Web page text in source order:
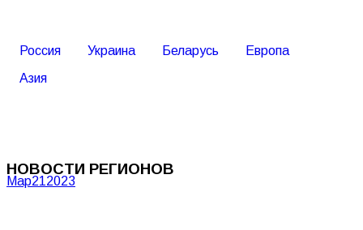
Россия Украина Беларусь
Европа
Азия
НОВОСТИ РЕГИОНОВ
Мар212023